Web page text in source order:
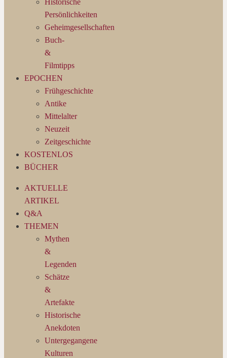
Historische
Persönlichkeiten
Geheimgesellschaften
Buch-
&
Filmtipps
EPOCHEN
Frühgeschichte
Antike
Mittelalter
Neuzeit
Zeitgeschichte
KOSTENLOS
BÜCHER
AKTUELLE
ARTIKEL
Q&A
THEMEN
Mythen
&
Legenden
Schätze
&
Artefakte
Historische
Anekdoten
Untergegangene
Kulturen